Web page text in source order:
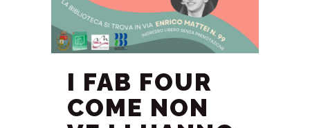
I FAB FOUR
COME NON